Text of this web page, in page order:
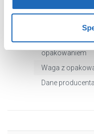
zablokowane niektóre
Aby uzyskać więcej
cookie, kliknij
uzyskać więcej
głównej
Wymiary z
opakowaniem
Waga z
Dane producenta